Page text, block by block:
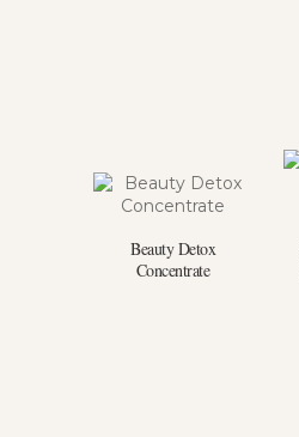
Beauty Detox
Concentrate